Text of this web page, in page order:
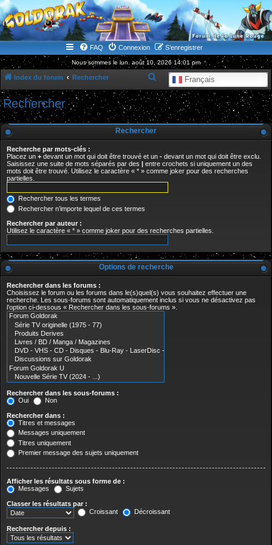
WWW.GOLDORAKGO.COM
le site de la Lune Rouge
FAQ Connexion S’enregistrer
Nous sommes le lun. août 10, 2026 14:01 pm
Index du forum Rechercher Français
e
c
h
c
e
Rechercher
Rechercher
Recherche par mots-clés :
Placez un + devant un mot qui doit être trouvé et un - devant un mot qui doit être exclu.
Saisissez une suite de mots séparés par des | entre crochets si uniquement un des
mots doit être trouvé. Utilisez le caractère « * » comme joker pour des recherches
partielles.
Rechercher tous les termes
Rechercher n’importe lequel de ces termes
Rechercher par auteur :
Utilisez le caractère « * » comme joker pour des recherches partielles.
Options de recherche
Rechercher dans les forums :
Choisissez le forum ou les forums dans le(s)quel(s) vous souhaitez effectuer une
recherche. Les sous-forums sont automatiquement inclus si vous ne désactivez pas
l’option ci-dessous « Rechercher dans les sous-forums ».
Rechercher dans les sous-forums :
Oui
Non
Rechercher dans :
Titres et messages
Messages uniquement
Titres uniquement
Premier message des sujets uniquement
Afficher les résultats sous forme de :
Messages
Sujets
Classer les résultats par :
Croissant
Décroissant
Rechercher depuis :